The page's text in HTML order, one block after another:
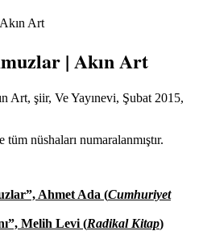
| Akın Art
Art, şiir, Ve Yayınevi, Şubat 2015,
nüshaları numaralanmıştır.
Ahmet Ada (Cumhuriyet
Melih Levi (Radikal Kitap)